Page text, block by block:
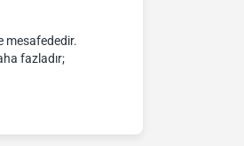
mesafededir.
fazladır;